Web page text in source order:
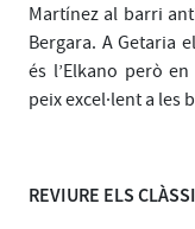
Martínez al barri
Bergara. A Getaria
és l’Elkano però
peix excel·lent a les
REVIURE ELS